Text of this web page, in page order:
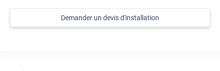
Demander un devis d'installation